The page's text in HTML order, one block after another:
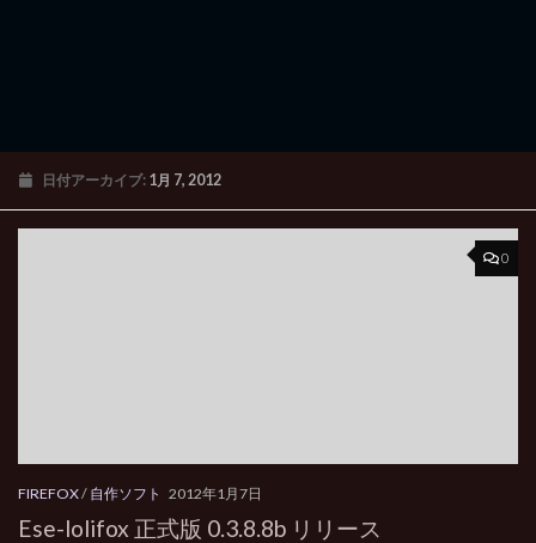
日付アーカイブ: 1月 7, 2012
0
FIREFOX/ 自作ソフト 2012年1月7日
Ese-lolifox 正式版 0.3.8.8b リリース